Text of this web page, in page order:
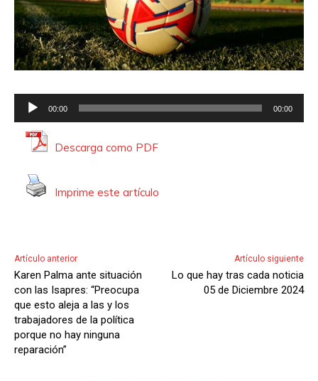
e
o
r
d
e
A
00:00 00:00
Descarga como PDF
Imprime este artículo
Artículo anterior
Karen Palma ante situación
con las Isapres: “Preocupa
que esto aleja a las y los
trabajadores de la política
porque no hay ninguna
reparación”
Artículo siguiente
Lo que hay tras cada noticia
05 de Diciembre 2024